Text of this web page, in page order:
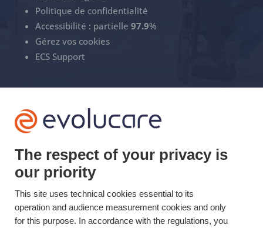
Politique de confidentialité
Accessibilité : partielle 97.9%
Gérez vos cookies
ECS Support
 LINKEDIN
Mis à jour le 04/10/2021 © Evolucare 2026
The respect of your privacy is
our priority
This site uses technical cookies essential to its
operation and audience measurement cookies and only
for this purpose. In accordance with the regulations, you